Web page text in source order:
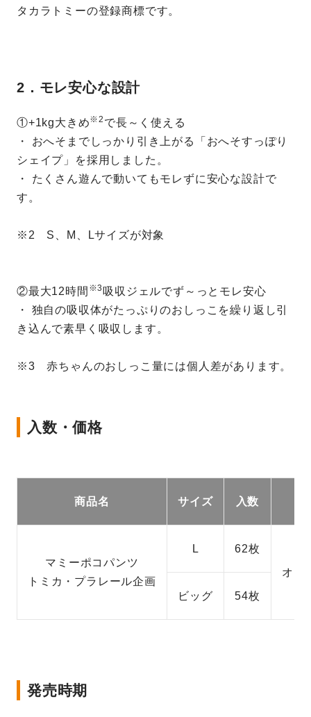
タカラトミーの登録商標です。
2．モレ安心な設計
①+1kg大きめ※2 で長～く使える
・ おへそまでしっかり引き上がる「おへそすっぽり
シェイプ」を採用しました。
・ たくさん遊んで動いてもモレずに安心な設計で
す。
※2 S、M、Lサイズが対象
②最大12時間 ※3吸収ジェルでず～っとモレ安心
・ 独自の吸収体がたっぷりのおしっこを繰り返し引
き込んで素早く吸収します。
※3 赤ちゃんのおしっこ量には個人差があります。
入数・価格
商品名 サイズ 入数
マミーポコパンツ
トミカ・プラレール企画
L
62枚
オー
54枚
ビッグ
発売時期